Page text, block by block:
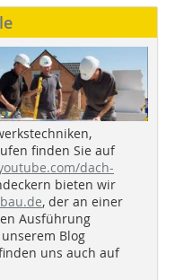
finden Sie auf
dach-
bieten wir
, der an einer
Ausführung
Blog
uns auch auf